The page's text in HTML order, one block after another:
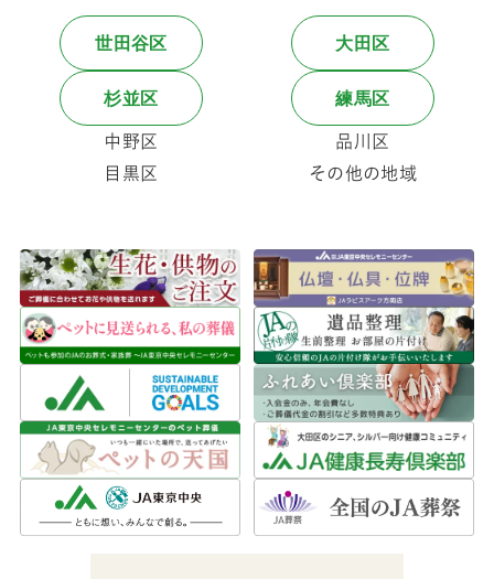
サイトまたはJA東
京中央セレモニー
センターまでお気
軽にご相談くださ
す。
また、
練馬・杉
並・大田区
などに
も「練馬店」「成
田東店」「浜田山
ル」など複数の拠
点があり、いずれ
もアクセス良好。
控室や安置室も完
備しており、ご希
望やご事情に応じ
た会場をご案内で
きます。
ましさがなく安心
して話ができた」
「プラン説明が明
快で、納得感のあ
る葬儀ができた」
といった口コミが
が運営しているこ
とから、信頼性が
高く、地域密着型
で安心感があると
いう声も寄せられ
ています。
全体として、葬儀
初心者でも利用し
やすく、事前相談
世田谷区 大田区
杉並区 練馬区
中野区
品川区
目黒区
その他の地域